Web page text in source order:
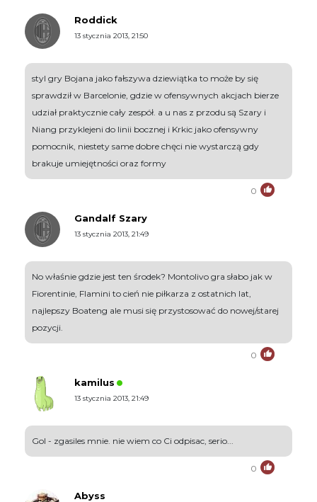
Roddick
13 stycznia 2013, 21:50
styl gry Bojana jako fałszywa dziewiątka to może by się
sprawdził w Barcelonie, gdzie w ofensywnych akcjach bierze
udział praktycznie cały zespół. a u nas z przodu są Szary i
Niang przyklejeni do linii bocznej i Krkic jako ofensywny
pomocnik, niestety same dobre chęci nie wystarczą gdy
brakuje umiejętności oraz formy
0
Gandalf Szary
13 stycznia 2013, 21:49
No właśnie gdzie jest ten środek? Montolivo gra słabo jak w
Fiorentinie, Flamini to cień nie piłkarza z ostatnich lat,
najlepszy Boateng ale musi się przystosować do nowej/starej
pozycji.
0
kamilus
13 stycznia 2013, 21:49
Gol - zgasiles mnie. nie wiem co Ci odpisac, serio...
0
Abyss